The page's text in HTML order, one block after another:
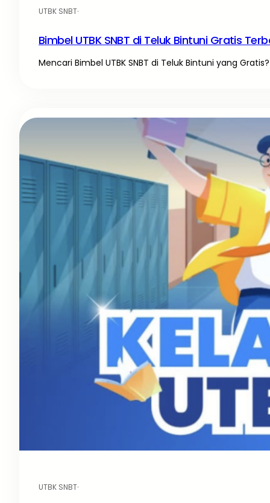
UTBK SNBT·
Bimbel UTBK SNBT di Teluk Bintuni Gratis
Mencari Bimbel UTBK SNBT di Teluk Bintuni yang
UTBK SNBT·